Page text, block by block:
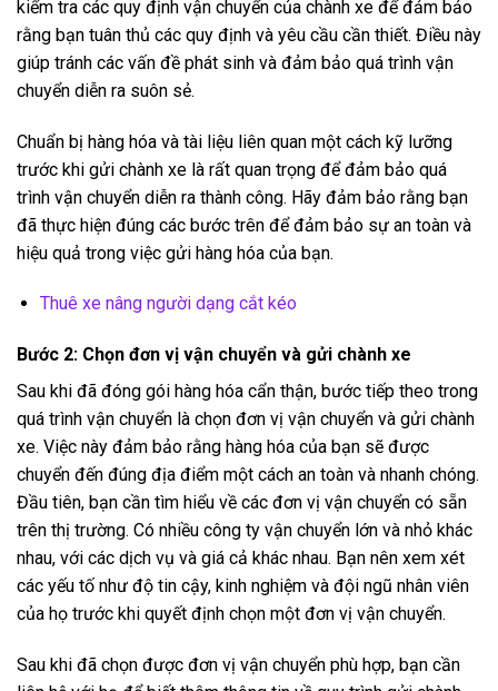
kiểm tra các quy định vận chuyển của chành xe để đảm bảo
rằng bạn tuân thủ các quy định và yêu cầu cần thiết. Điều này
giúp tránh các vấn đề phát sinh và đảm bảo quá trình vận
chuyển diễn ra suôn sẻ.
Chuẩn bị hàng hóa và tài liệu liên quan một cách kỹ lưỡng
trước khi gửi chành xe là rất quan trọng để đảm bảo quá
trình vận chuyển diễn ra thành công. Hãy đảm bảo rằng bạn
đã thực hiện đúng các bước trên để đảm bảo sự an toàn và
hiệu quả trong việc gửi hàng hóa của bạn.
Thuê xe nâng người dạng cắt kéo
Bước 2: Chọn đơn vị vận chuyển và gửi chành xe
Sau khi đã đóng gói hàng hóa cẩn thận, bước tiếp theo trong
quá trình vận chuyển là chọn đơn vị vận chuyển và gửi chành
xe. Việc này đảm bảo rằng hàng hóa của bạn sẽ được
chuyển đến đúng địa điểm một cách an toàn và nhanh chóng.
Đầu tiên, bạn cần tìm hiểu về các đơn vị vận chuyển có sẵn
trên thị trường. Có nhiều công ty vận chuyển lớn và nhỏ khác
nhau, với các dịch vụ và giá cả khác nhau. Bạn nên xem xét
các yếu tố như độ tin cậy, kinh nghiệm và đội ngũ nhân viên
của họ trước khi quyết định chọn một đơn vị vận chuyển.
Sau khi đã chọn được đơn vị vận chuyển phù hợp, bạn cần